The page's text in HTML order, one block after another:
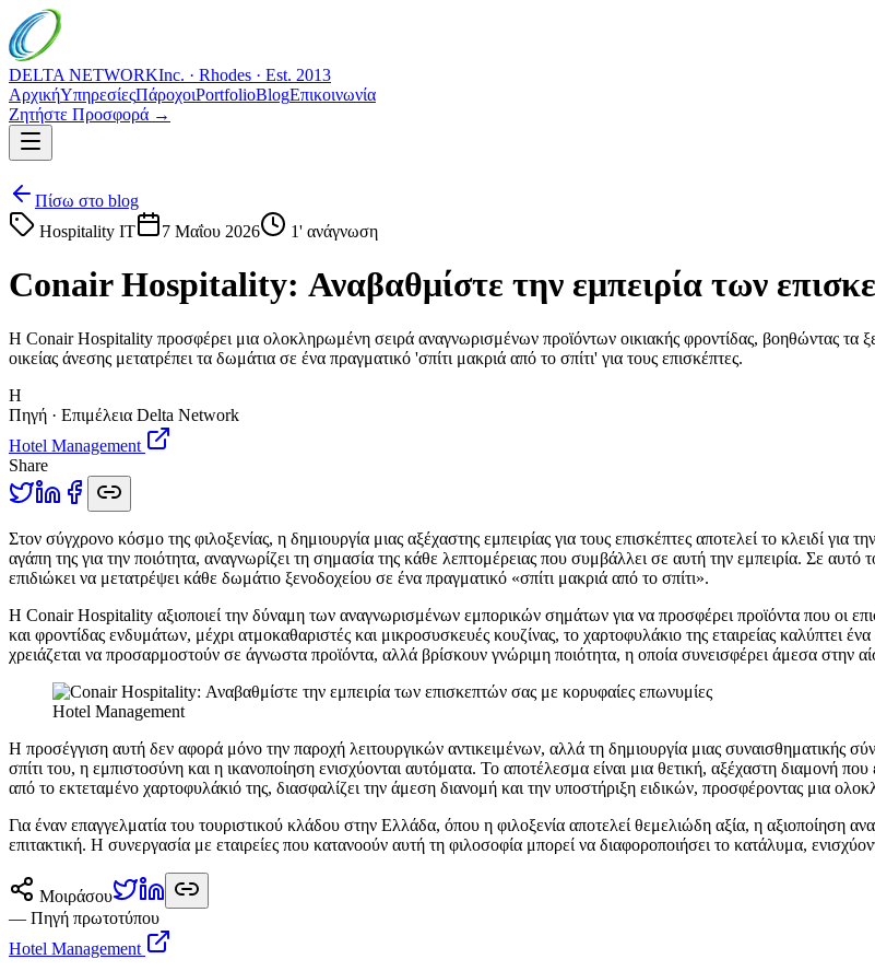
DELTA NETWORKInc. · Rhodes · Est. 2013
ΑρχικήΥπηρεσίεςΠάροχοιPortfolioBlogΕπικοινωνία
Ζητήστε Προσφορά →
Πίσω στο blog
Hospitality IT
7 Μαΐου 2026 1' ανάγνωση
Conair Hospitality: Αναβαθμίστε την εμπειρία των
Η Conair Hospitality προσφέρει μια ολοκληρωμένη σειρά αναγνωρισμένων προϊόντων οικιακής φροντίδας, βοηθώντας τα
οικείας άνεσης μετατρέπει τα δωμάτια σε ένα πραγματικό 'σπίτι μακριά από το σπίτι' για τους επισκέπτες.
H
Πηγή · Επιμέλεια Delta Network
Hotel Management
Share
Στον σύγχρονο κόσμο της φιλοξενίας, η δημιουργία μιας αξέχαστης εμπειρίας για τους επισκέπτες αποτελεί το κλειδί για
αγάπη της για την ποιότητα, αναγνωρίζει τη σημασία της κάθε λεπτομέρειας που συμβάλλει σε αυτή την εμπειρία. Σε
επιδιώκει να μετατρέψει κάθε δωμάτιο ξενοδοχείου σε ένα πραγματικό «σπίτι μακριά από το σπίτι».
Η Conair Hospitality αξιοποιεί την δύναμη των αναγνωρισμένων εμπορικών σημάτων για να προσφέρει προϊόντα που οι
και φροντίδας ενδυμάτων, μέχρι ατμοκαθαριστές και μικροσυσκευές κουζίνας, το χαρτοφυλάκιο της εταιρείας καλύπτει
χρειάζεται να προσαρμοστούν σε άγνωστα προϊόντα, αλλά βρίσκουν γνώριμη ποιότητα, η οποία συνεισφέρει άμεσα στην
Hotel Management
Η προσέγγιση αυτή δεν αφορά μόνο την παροχή λειτουργικών αντικειμένων, αλλά τη δημιουργία μιας συναισθηματικής
σπίτι του, η εμπιστοσύνη και η ικανοποίηση ενισχύονται αυτόματα. Το αποτέλεσμα είναι μια θετική, αξέχαστη διαμονή
από το εκτεταμένο χαρτοφυλάκιό της, διασφαλίζει την άμεση διανομή και την υποστήριξη ειδικών, προσφέροντας μια
Για έναν επαγγελματία του τουριστικού κλάδου στην Ελλάδα, όπου η φιλοξενία αποτελεί θεμελιώδη αξία, η αξιοποίηση
επιτακτική. Η συνεργασία με εταιρείες που κατανοούν αυτή τη φιλοσοφία μπορεί να διαφοροποιήσει το κατάλυμα,
Μοιράσου
— Πηγή πρωτοτύπου
Hotel Management